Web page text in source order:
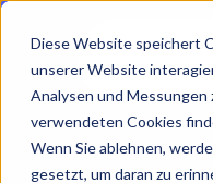
Diese Website speichert
unserer Website
Analysen und
verwendeten Cookies
Wenn Sie ablehnen,
gesetzt, um daran zu